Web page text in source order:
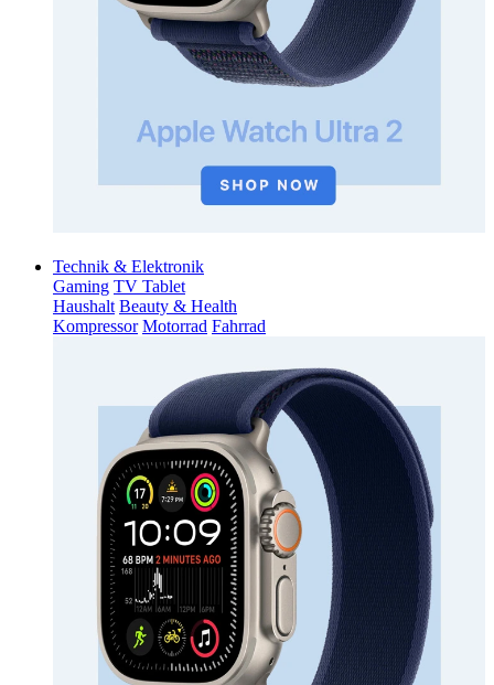
Technik & Elektronik
Gaming TV Tablet
Haushalt Beauty & Health
Kompressor Motorrad Fahrrad